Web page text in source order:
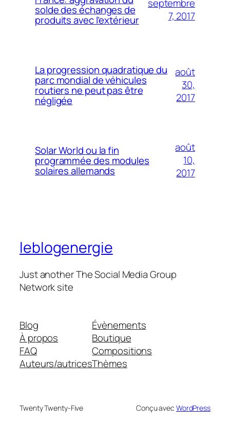
solde des échanges de
produits avec l’extérieur
septembre
7, 2017
La progression quadratique du
parc mondial de véhicules
routiers ne peut pas être
négligée
août
30,
2017
Solar World ou la fin
programmée des modules
solaires allemands
août
10,
2017
leblogenergie
Just another The Social Media Group
Network site
Blog
À propos
FAQ
Auteurs/autrices
Évènements
Boutique
Compositions
Thèmes
Twenty Twenty-Five Conçu avec WordPress